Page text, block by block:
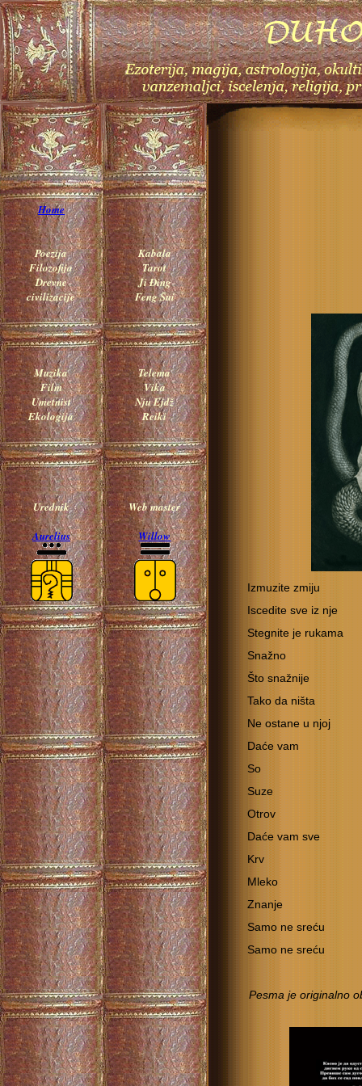
Home
Poezija
Filozofija
Drevne
civilizacije
Muzika
Film
Umetnist
Ekologija
Urednik
Aurelius
Kabala
Tarot
Ji Đing
Feng Šui
Telema
Vika
Nju Ejdž
Reiki
Web master
Willow
Izmuzite zmiju
Iscedite sve iz nje
Stegnite je rukama
Snažno
Što snažnije
Tako da ništa
Ne ostane u njoj
Daće vam
So
Suze
Otrov
Daće vam sve
Krv
Mleko
Znanje
Samo ne sreću
Samo ne sreću
Pesma je originalno